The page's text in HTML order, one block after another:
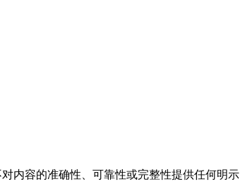
内容的准确性、可靠性或完整性提供任何明示